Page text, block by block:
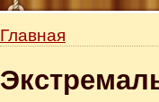
Главная